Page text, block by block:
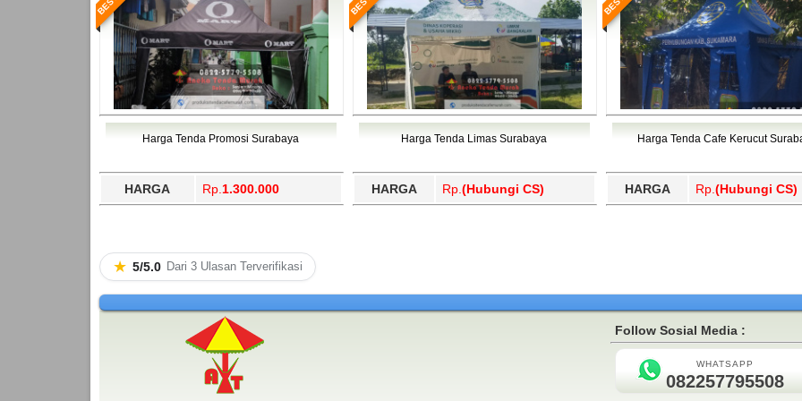
Harga Tenda Promosi Surabaya
HARGA Rp. 1.300.000
Harga Tenda Limas Surabaya
HARGA Rp. (Hubungi CS)
Harga Tenda Cafe Kerucut
HARGA Rp. (Hubungi CS)
★ 5/5.0 Dari 3 Ulasan Terverifikasi
Follow Sosial Media :
WHATSAPP
082257795508